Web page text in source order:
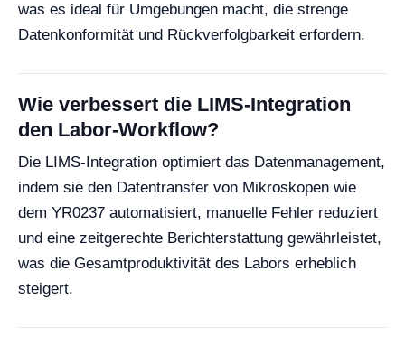
was es ideal für Umgebungen macht, die strenge
Datenkonformität und Rückverfolgbarkeit erfordern.
Wie verbessert die LIMS-Integration
den Labor-Workflow?
Die LIMS-Integration optimiert das Datenmanagement,
indem sie den Datentransfer von Mikroskopen wie
dem YR0237 automatisiert, manuelle Fehler reduziert
und eine zeitgerechte Berichterstattung gewährleistet,
was die Gesamtproduktivität des Labors erheblich
steigert.